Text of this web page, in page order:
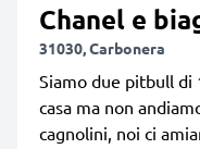
Chanel e
31030, Carbonera
Siamo due pitbull di
casa ma non
cagnolini, noi ci